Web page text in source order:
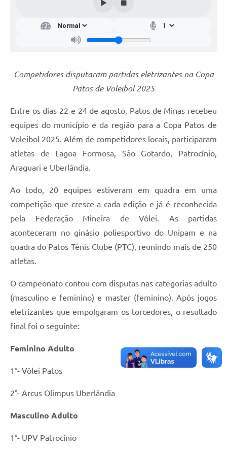
Competidores disputaram partidas eletrizantes na Copa
Patos de Voleibol 2025
Entre os dias 22 e 24 de agosto, Patos de Minas recebeu
equipes do município e da região para a Copa Patos de
Voleibol 2025. Além de competidores locais, participaram
atletas de Lagoa Formosa, São Gotardo, Patrocínio,
Araguari e Uberlândia.
Ao todo, 20 equipes estiveram em quadra em uma
competição que cresce a cada edição e já é reconhecida
pela Federação Mineira de Vôlei. As partidas
aconteceram no ginásio poliesportivo do Unipam e na
quadra do Patos Tênis Clube (PTC), reunindo mais de 250
atletas.
O campeonato contou com disputas nas categorias adulto
(masculino e feminino) e master (feminino). Após jogos
eletrizantes que empolgaram os torcedores, o resultado
final foi o seguinte:
Feminino Adulto
1°- Vôlei Patos
2°- Arcus Olimpus Uberlândia
Masculino Adulto
1°- UPV Patrocínio